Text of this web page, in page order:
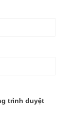
trình duyệt